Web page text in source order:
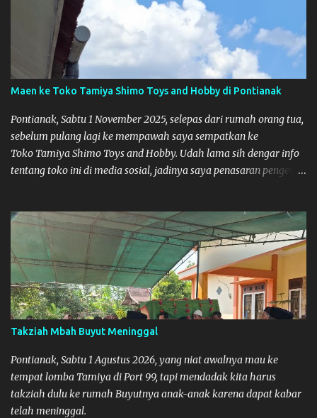
Maen ke Toko Tamiya Shimo Toys and Hobby di Pontianak
Pontianak, Sabtu 1 November 2025, selepas dari rumah orang tua,
sebelum pulang lagi ke mempawah saya sempatkan ke
Toko Tamiya Shimo Toys and Hobby. Udah lama sih dengar info
tentang toko ini di media sosial, jadinya saya penasaran pengen
bukanya di jam 1. Saya pulang dulu ke rumah ortu di Sepakat,
untuk istirahat. So malamnya sebelum pulang ke Mempawah
saya sempatkan lagi kesini. Saya belanja beberapa part disini.
Untuk Lokasi Tempat:
Takziah Mbah Buyut Meninggal
Pontianak, Sabtu 1 Agustus 2026, yang niat awalnya mau ke
tempat lomba Tamiya di Port 99, tapi mendadak kita harus
takziah dulu ke rumah Buyutnya anak-anak karena dapat kabar
telah meninggal.